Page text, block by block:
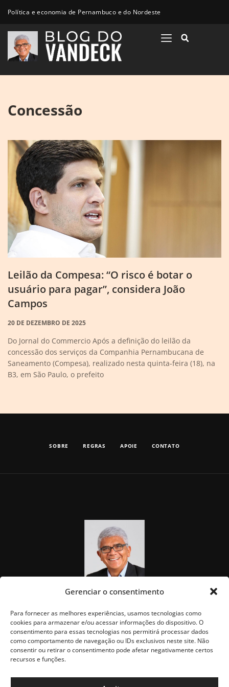
Gerenciar o consentimento
Para fornecer as melhores experiências, usamos tecnologias como
cookies para armazenar e/ou acessar informações do dispositivo. O
consentimento para essas tecnologias nos permitirá processar dados
como comportamento de navegação ou IDs exclusivos neste site. Não
consentir ou retirar o consentimento pode afetar negativamente certos
recursos e funções.
Política e economia de Pernambuco e do Nordeste
Concessão
Leilão da Compesa: “O risco é botar o
usuário para pagar”, considera João
Campos
20 DE DEZEMBRO DE 2025
Do Jornal do Commercio Após a definição do leilão da
concessão dos serviços da Companhia Pernambucana de
Saneamento (Compesa), realizado nesta quinta-feira (18), na
B3, em São Paulo, o prefeito
SOBRE REGRAS APOIE CONTATO